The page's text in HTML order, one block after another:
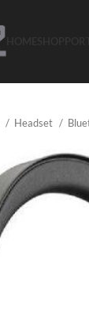
Headset